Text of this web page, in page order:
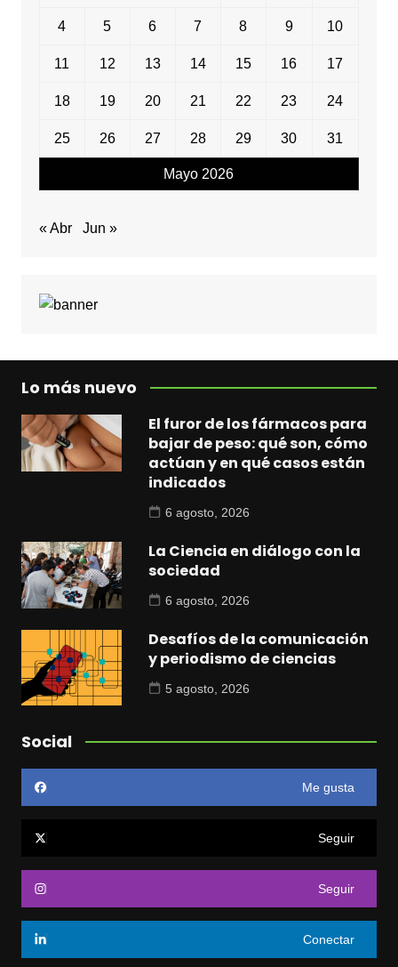
Mayo 2026
4 5 6 7 8 9 10
11 12 13 14 15 16 17
18 19 20 21 22 23 24
25 26 27 28 29 30 31
« Abr Jun »
Lo más nuevo
El furor de los fármacos para
bajar de peso: qué son, cómo
actúan y en qué casos están
indicados
6 agosto, 2026
La Ciencia en diálogo con la
sociedad
6 agosto, 2026
Desafíos de la comunicación
y periodismo de ciencias
5 agosto, 2026
Social
Me gusta
Seguir
Seguir
Conectar